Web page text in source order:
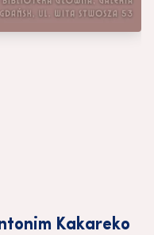
Kakareko